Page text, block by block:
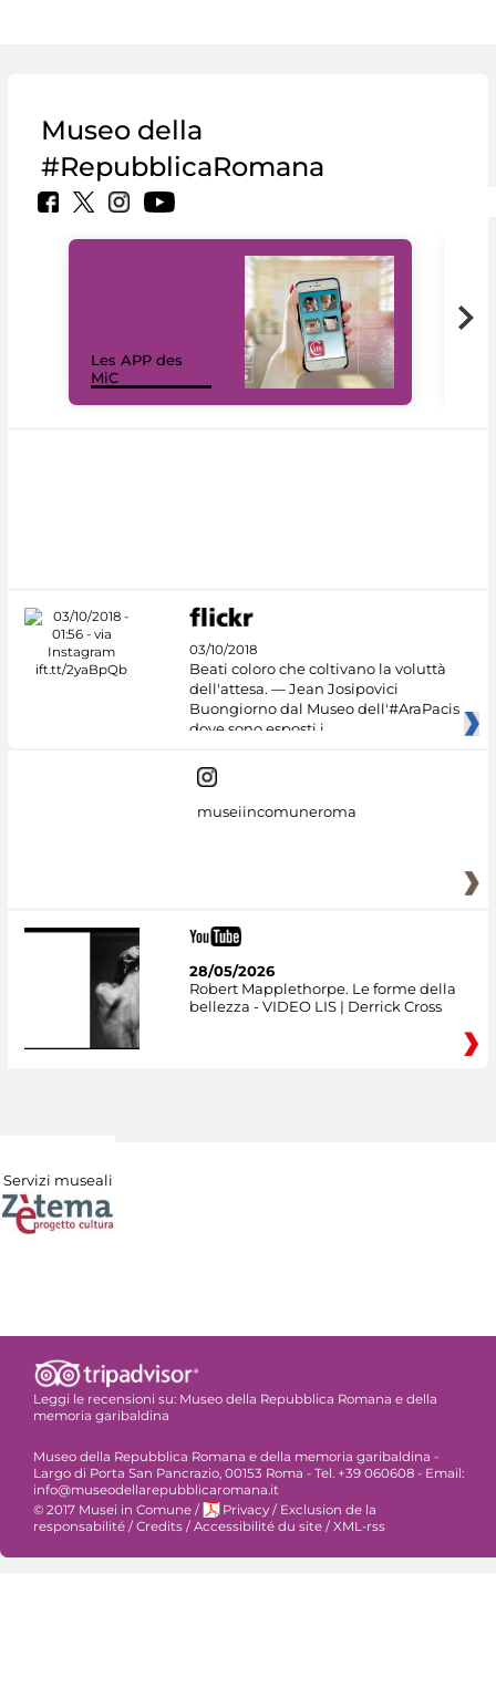
Museo della
#RepubblicaRomana
Les APP des
MiC
03/10/2018
Beati coloro che coltivano la voluttà
dell'attesa. — Jean Josipovici
Buongiorno dal Museo dell'#AraPacis
dove sono esposti i
museiincomuneroma
28/05/2026
Robert Mapplethorpe. Le forme della
bellezza - VIDEO LIS | Derrick Cross
Servizi museali
Leggi le recensioni su: Museo della Repubblica Romana e della
memoria garibaldina
Museo della Repubblica Romana e della memoria garibaldina -
Largo di Porta San Pancrazio, 00153 Roma - Tel. +39 060608 - Email:
info@museodellarepubblicaromana.it
© 2017 Musei in Comune / Privacy / Exclusion de la
responsabilité / Credits / Accessibilité du site / XML-rss